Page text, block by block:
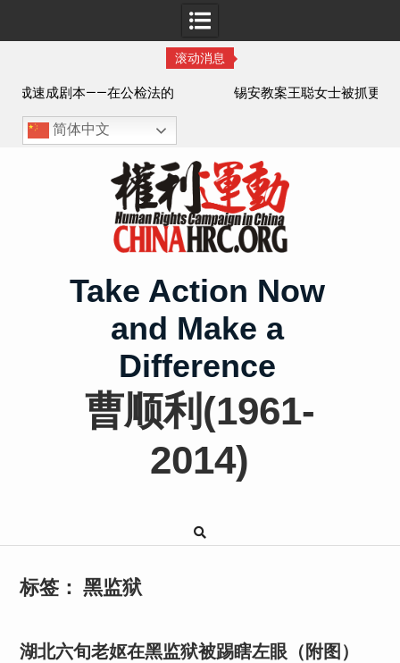
滚动消息
锡安教案王聪女士被抓更多细节曝光 之一
简体中文
Take Action Now
and Make a
Difference
曹顺利(1961-
2014)
标签： 黑监狱
湖北六旬老妪在黑监狱被踢瞎左眼（附图）